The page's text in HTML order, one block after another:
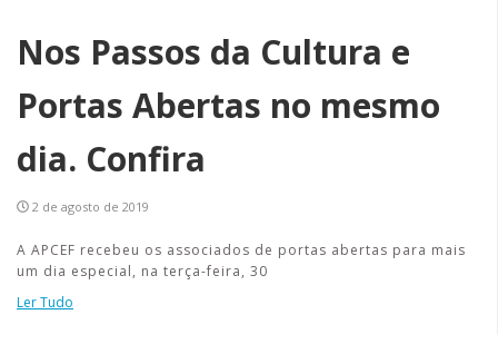
Nos Passos da Cultura e
Portas Abertas no mesmo
dia. Confira
2 de agosto de 2019
A APCEF recebeu os associados de portas abertas para mais
um dia especial, na terça-feira, 30
Ler Tudo